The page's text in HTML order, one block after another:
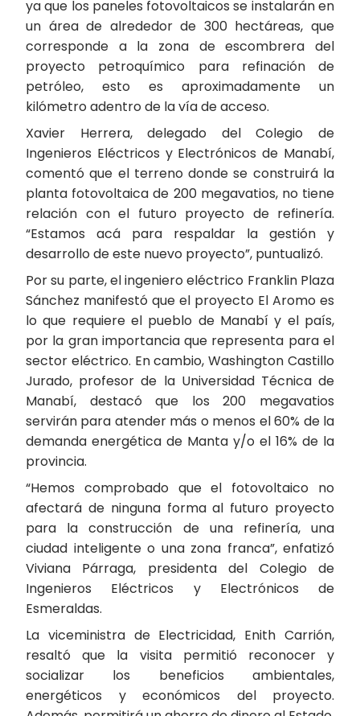
ya que los paneles fotovoltaicos se instalarán en
un área de alrededor de 300 hectáreas, que
corresponde a la zona de escombrera del
proyecto petroquímico para refinación de
petróleo, esto es aproximadamente un
kilómetro adentro de la vía de acceso.
Xavier Herrera, delegado del Colegio de
Ingenieros Eléctricos y Electrónicos de Manabí,
comentó que el terreno donde se construirá la
planta fotovoltaica de 200 megavatios, no tiene
relación con el futuro proyecto de refinería.
“Estamos acá para respaldar la gestión y
desarrollo de este nuevo proyecto”, puntualizó.
Por su parte, el ingeniero eléctrico Franklin Plaza
Sánchez manifestó que el proyecto El Aromo es
lo que requiere el pueblo de Manabí y el país,
por la gran importancia que representa para el
sector eléctrico. En cambio, Washington Castillo
Jurado, profesor de la Universidad Técnica de
Manabí, destacó que los 200 megavatios
servirán para atender más o menos el 60% de la
demanda energética de Manta y/o el 16% de la
provincia.
“Hemos comprobado que el fotovoltaico no
afectará de ninguna forma al futuro proyecto
para la construcción de una refinería, una
ciudad inteligente o una zona franca”, enfatizó
Viviana Párraga, presidenta del Colegio de
Ingenieros Eléctricos y Electrónicos de
Esmeraldas.
La viceministra de Electricidad, Enith Carrión,
resaltó que la visita permitió reconocer y
socializar los beneficios ambientales,
energéticos y económicos del proyecto.